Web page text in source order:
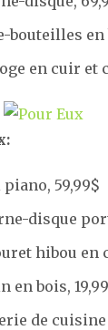
bouteilles en
en cuir et
59,99$
disque
hibou en
en bois,
de